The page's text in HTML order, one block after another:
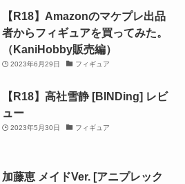
【R18】Amazonのマケプレ出品
者からフィギュアを買ってみた。
（KaniHobby販売編）
2023年6月29日 フィギュア
【R18】高社雪静 [BINDing] レビ
ュー
2023年5月30日 フィギュア
加藤恵 メイドVer. [アニプレック